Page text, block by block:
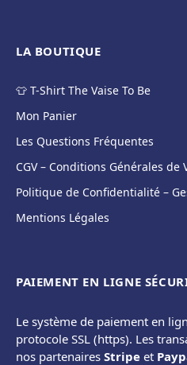
LA BOUTIQUE
👕 T-Shirt The Vaise To Be
Mon Panier
Les Questions Fréquentes
CGV – Conditions Générales de
Politique de Confidentialité –
Mentions Légales
PAIEMENT EN LIGNE
Le système de paiement en
protocole SSL (https). Les
nos partenaires Stripe et